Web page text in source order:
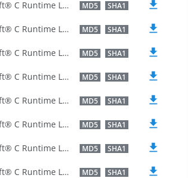
Microsoft® C Runtime Library MD5 SHA1
Microsoft® C Runtime Library MD5 SHA1
Microsoft® C Runtime Library MD5 SHA1
Microsoft® C Runtime Library MD5 SHA1
Microsoft® C Runtime Library MD5 SHA1
Microsoft® C Runtime Library MD5 SHA1
Microsoft® C Runtime Library MD5 SHA1
Microsoft® C Runtime Library MD5 SHA1